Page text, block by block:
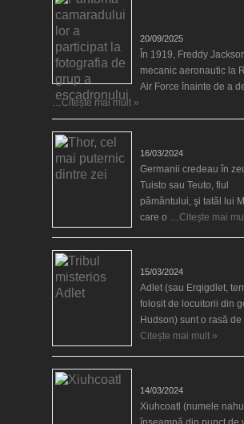
20/09/2025
În 1919, Freddy
mecanic aeronautic la
Air Force înainte de a
…Citește mai mult »
16/03/2024
Germanii credeau în
Tuisto sau Teuto, fiul
pământului, şi tatăl lui
care o …Citește mai
15/03/2024
Adlet (sau Erqigdlet,
folosit de locuitorii din
Hudson) sunt o rasă
Citește mai mult »
14/03/2024
Xiuhcoatl (numele